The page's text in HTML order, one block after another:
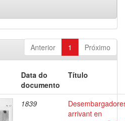
Anterior 1 Próximo
Data do
documento
Título
1839
arrivant en